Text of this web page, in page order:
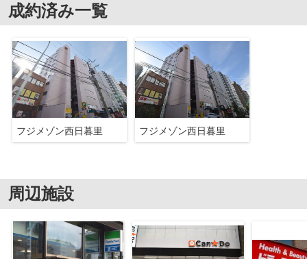
成約済み一覧
フジメゾン西日暮里 フジメゾン西日暮里
周辺施設